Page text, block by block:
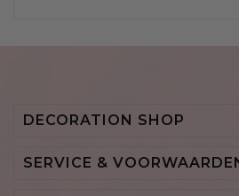
DECORATION SHOP
SERVICE &